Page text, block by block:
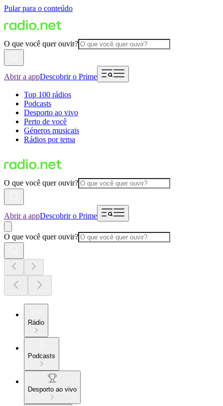
Pular para o conteúdo
O que você quer ouvir?
Abrir a appDescobrir o Prime
Top 100 rádios
Podcasts
Desporto ao vivo
Perto de você
Géneros musicais
Rádios por tema
O que você quer ouvir?
Abrir a appDescobrir o Prime
O que você quer ouvir?
Rádio
Podcasts
Desporto ao vivo